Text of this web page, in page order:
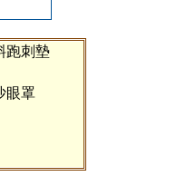
跑刺墊
眼罩